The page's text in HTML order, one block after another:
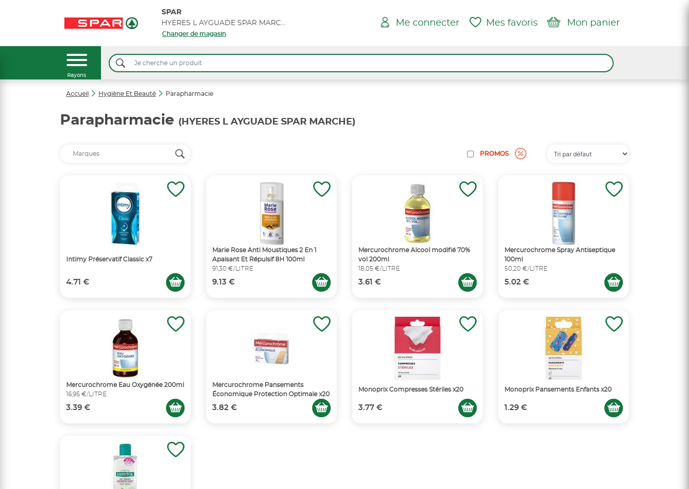
SPAR
HYERES L AYGUADE SPAR MARCHE
Changer de magasin
Me connecter Mes favoris Mon panier
Rayons
Accueil Hygiène Et Beauté Parapharmacie
Parapharmacie (HYERES L AYGUADE SPAR MARCHE)
PROMOS
Intimy Préservatif Classic x7
4.71 €
Marie Rose Anti Moustiques 2 En 1
Apaisant Et Répulsif 8H 100ml
91,30 €/LITRE
9.13 €
Mercurochrome Alcool modifié 70%
vol 200ml
18,05 €/LITRE
3.61 €
Mercurochrome Spray Antiseptique
100ml
50,20 €/LITRE
5.02 €
Mercurochrome Eau Oxygénée 200ml
16,95 €/LITRE
3.39 €
Mercurochrome Pansements
Économique Protection Optimale x20
3.82 €
Monoprix Compresses Stériles x20
3.77 €
Monoprix Pansements Enfants x20
1.29 €